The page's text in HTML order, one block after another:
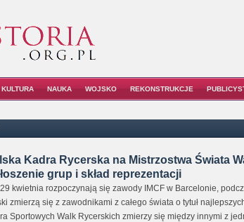
KULTURA NAUKA WOJSKO REKONSTRUKCJE
Kadra Rycerska na Mistrzostwa Świata
grup i skład reprezentacji
kwietnia rozpoczynają się zawody IMCF w Barcelonie,
zmierzą się z zawodnikami z całego świata o tytuł
Sportowych Walk Rycerskich zmierzy się między innymi z